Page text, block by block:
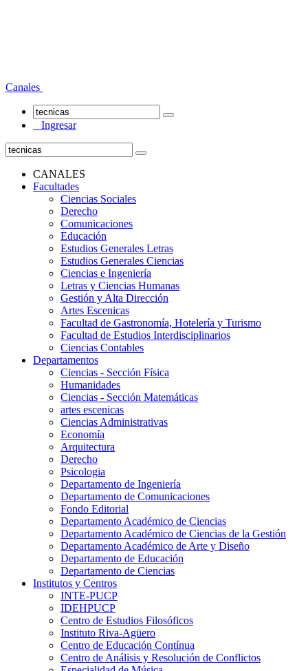
Canales
Ingresar
CANALES
Facultades
Ciencias Sociales
Derecho
Comunicaciones
Educación
Estudios Generales Letras
Estudios Generales Ciencias
Ciencias e Ingeniería
Letras y Ciencias Humanas
Gestión y Alta Dirección
Artes Escenicas
Facultad de Gastronomía, Hotelería y Turismo
Facultad de Estudios Interdisciplinarios
Ciencias Contables
Departamentos
Ciencias - Sección Física
Humanidades
Ciencias - Sección Matemáticas
artes escenicas
Ciencias Administrativas
Economía
Arquitectura
Derecho
Psicologia
Departamento de Ingeniería
Departamento de Comunicaciones
Fondo Editorial
Departamento Académico de Ciencias
Departamento Académico de Ciencias de la Gestión
Departamento Académico de Arte y Diseño
Departamento de Educación
Departamento de Ciencias
Institutos y Centros
INTE-PUCP
IDEHPUCP
Centro de Estudios Filosóficos
Instituto Riva-Agüero
Centro de Educación Contínua
Centro de Análisis y Resolución de Conflictos